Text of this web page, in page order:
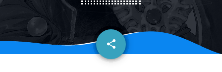
share
email